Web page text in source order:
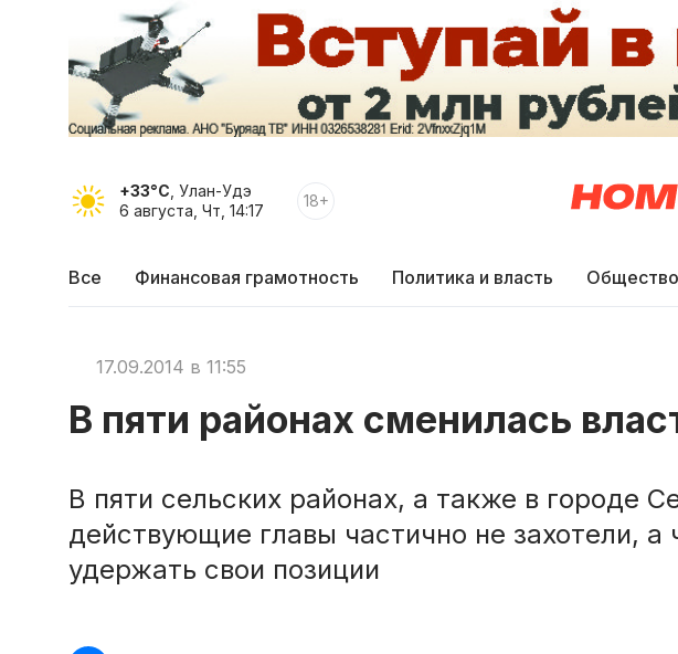
+33°C , Улан-Удэ
6 августа, Чт, 14:17
18+
Все Финансовая грамотность Политика и власть Общество
17.09.2014 в 11:55
В пяти районах сменилась
В пяти сельских районах, а также в городе
действующие главы частично не захотели, а
удержать свои позиции